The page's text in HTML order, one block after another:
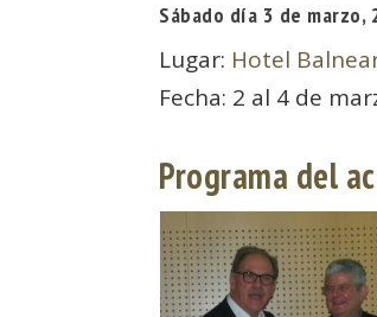
Sábado día 3 de marzo,
Lugar: Hotel
Fecha: 2 al 4 de
Programa del